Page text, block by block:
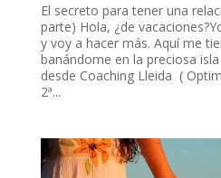
El secreto para tener una
parte) Hola, ¿de
y voy a hacer más. Aquí me
banándome en la preciosa
desde Coaching Lleida (
2ª...